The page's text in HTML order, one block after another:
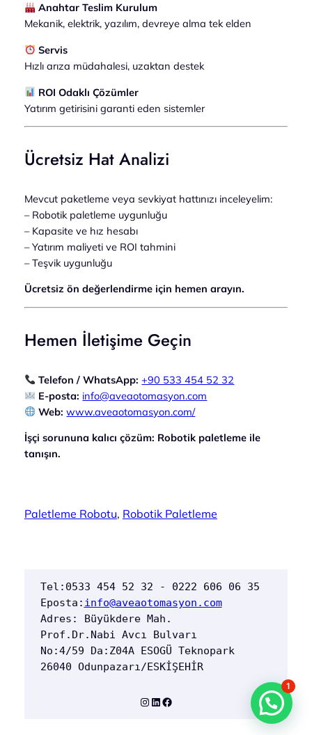
Anahtar Teslim Kurulum
Mekanik, elektrik, yazılım, devreye alma tek elden
Servis
Hızlı arıza müdahalesi, uzaktan destek
ROI Odaklı Çözümler
Yatırım getirisini garanti eden sistemler
Ücretsiz Hat Analizi
Mevcut paketleme veya sevkiyat hattınızı inceleyelim:
– Robotik paletleme uygunluğu
– Kapasite ve hız hesabı
– Yatırım maliyeti ve ROI tahmini
– Teşvik uygunluğu
Ücretsiz ön değerlendirme için hemen arayın.
Hemen İletişime Geçin
Telefon / WhatsApp: +90 533 454 52 32
E-posta: info@aveaotomasyon.com
Web: www.aveaotomasyon.com/
İşçi sorununa kalıcı çözüm: Robotik paletleme ile
tanışın.
Paletleme Robotu, Robotik Paletleme
Tel:0533 454 52 32 - 0222 606 06 35
Eposta: info@aveaotomasyon.com
Adres: Büyükdere Mah.
Prof.Dr.Nabi Avcı Bulvarı
No:4/59 Da:Z04A ESOGÜ Teknopark
26040 Odunpazarı/ESKİŞEHİR
Instagram
LinkedIn
Facebook
1